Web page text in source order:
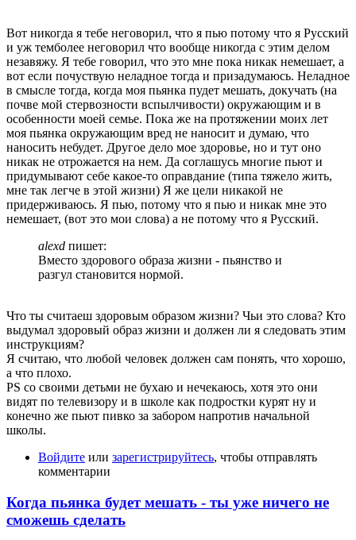
Вот никогда я тебе неговорил, что я пью потому что я Русский
и уж темболее неговорил что вообще никогда с этим делом
незавяжу. Я тебе говорил, что это мне пока никак немешает, а
вот если почуствую неладное тогда и призадумаюсь. Неладное
в смысле тогда, когда моя пьянка пудет мешать, докучать (на
почве мой стервозности вспылчивости) окружающим и в
особенности моей семье. Пока же на протяжении моих лет
моя пьянка окружающим вред не наносит и думаю, что
наносить небудет. Другое дело мое здоровье, но и тут оно
никак не отрожается на нем. Да соглашусь многие пьют и
придумывают себе какое-то оправдание (типа тяжело жить,
мне так легче в этой жизни) Я же цели никакой не
придерживаюсь. Я пью, потому что я пью и никак мне это
немешает, (вот это мои слова) а не потому что я Русский.
alexd пишет:
Вместо здорового образа жизни - пьянство и
разгул становится нормой.
Что ты считаеш здоровым образом жизни? Чьи это слова? Кто
выдумал здоровый образ жизни и должен ли я следовать этим
инструкциям?
Я считаю, что любой человек должен сам понять, что хорошо,
а что плохо.
PS со своими детьми не бухаю и нечекаюсь, хотя это они
видят по телевизору и в школе как подростки курят ну и
конечно же пьют пивко за забором напротив начальной
школы.
Войдите или зарегистрируйтесь, чтобы отправлять
комментарии
Когда пьянка будет мешать - ты уже ничего не
сможешь сделать